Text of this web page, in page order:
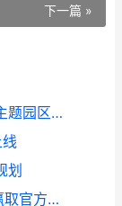
下一篇 »
I 霍格沃茨之遗携手环球影城打造魔法主题园区互动体验
划
霍格沃茨之遗社区创作大赛 杰出模组赢取官方认可